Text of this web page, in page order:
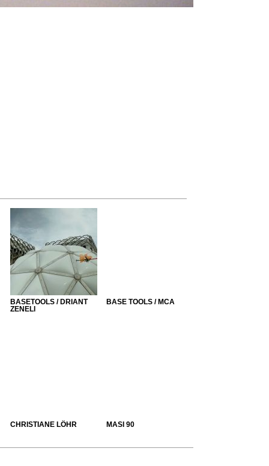
BASETOOLS / DRIANT
ZENELI
BASE TOOLS / MCA
CHRISTIANE LÖHR MASI 90